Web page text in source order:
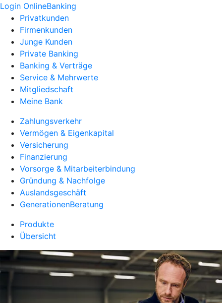
Login OnlineBanking
Privatkunden
Firmenkunden
Junge Kunden
Private Banking
Banking & Verträge
Service & Mehrwerte
Mitgliedschaft
Meine Bank
Zahlungsverkehr
Vermögen & Eigenkapital
Versicherung
Finanzierung
Vorsorge & Mitarbeiterbindung
Gründung & Nachfolge
Auslandsgeschäft
GenerationenBeratung
Produkte
Übersicht